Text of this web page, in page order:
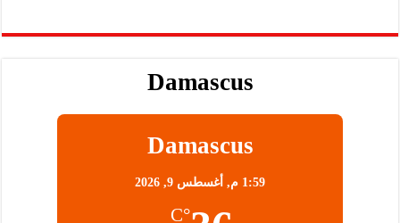
Damascus
Damascus
1:59 م, أغسطس 9, 2026
°C